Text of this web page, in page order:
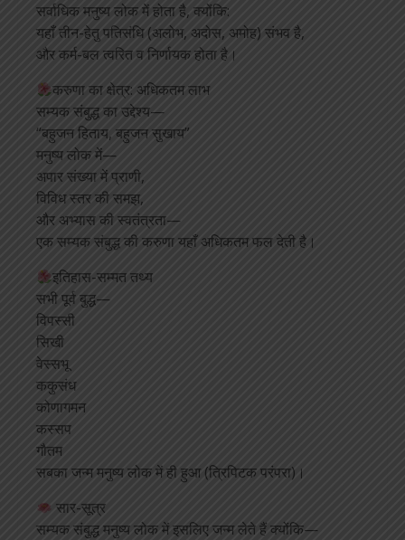
सर्वाधिक मनुष्य लोक में होता है, क्योंकि:
यहाँ तीन-हेतु पतिसंधि (अलोभ, अदोस, अमोह) संभव है,
और कर्म-बल त्वरित व निर्णायक होता है।
करुणा का क्षेत्र: अधिकतम लाभ
सम्यक संबुद्ध का उद्देश्य—
“बहुजन हिताय, बहुजन सुखाय”
मनुष्य लोक में—
अपार संख्या में प्राणी,
विविध स्तर की समझ,
और अभ्यास की स्वतंत्रता—
एक सम्यक संबुद्ध की करुणा यहाँ अधिकतम फल देती है।
इतिहास-सम्मत तथ्य
सभी पूर्व बुद्ध—
विपस्सी
सिखी
वेस्सभू
ककुसंध
कोणागमन
कस्सप
गौतम
सबका जन्म मनुष्य लोक में ही हुआ (त्रिपिटक परंपरा)।
सार-सूत्र
सम्यक संबुद्ध मनुष्य लोक में इसलिए जन्म लेते हैं क्योंकि—